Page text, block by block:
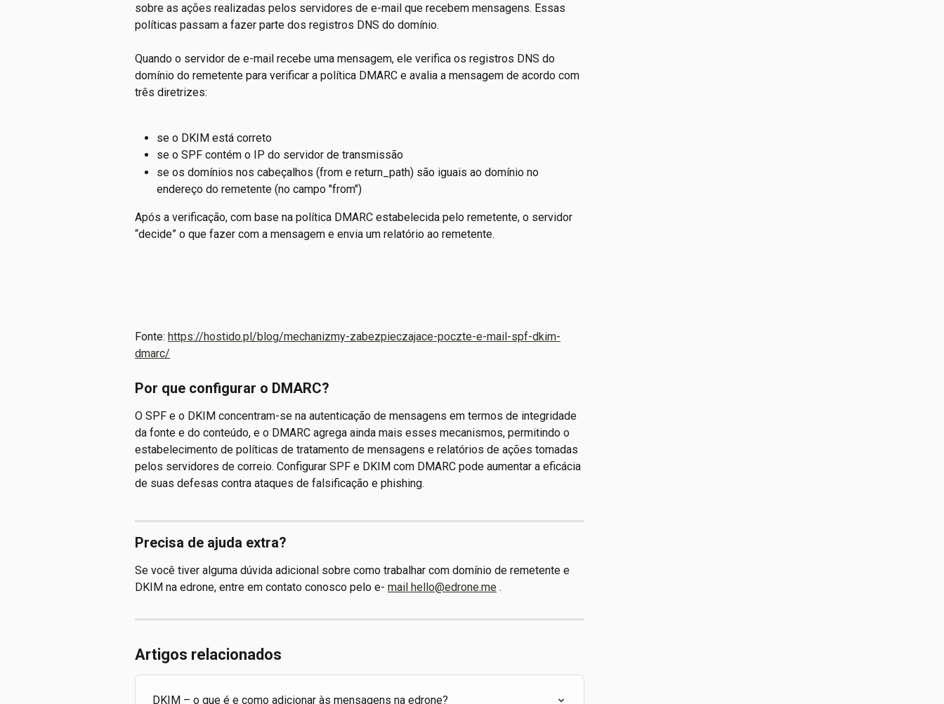
sobre as ações realizadas pelos servidores de e-mail que recebem mensagens. Essas
políticas passam a fazer parte dos registros DNS do domínio.
Quando o servidor de e-mail recebe uma mensagem, ele verifica os registros DNS do
domínio do remetente para verificar a política DMARC e avalia a mensagem de acordo com
três diretrizes:
se o DKIM está correto
se o SPF contém o IP do servidor de transmissão
se os domínios nos cabeçalhos (from e return_path) são iguais ao domínio no
endereço do remetente (no campo "from")
Após a verificação, com base na política DMARC estabelecida pelo remetente, o servidor
“decide” o que fazer com a mensagem e envia um relatório ao remetente.
Fonte: https://hostido.pl/blog/mechanizmy-zabezpieczajace-poczte-e-mail-spf-dkim-
dmarc/
Por que configurar o DMARC?
O SPF e o DKIM concentram-se na autenticação de mensagens em termos de integridade
da fonte e do conteúdo, e o DMARC agrega ainda mais esses mecanismos, permitindo o
estabelecimento de políticas de tratamento de mensagens e relatórios de ações tomadas
pelos servidores de correio. Configurar SPF e DKIM com DMARC pode aumentar a eficácia
de suas defesas contra ataques de falsificação e phishing.
Precisa de ajuda extra?
Se você tiver alguma dúvida adicional sobre como trabalhar com domínio de remetente e
DKIM na edrone, entre em contato conosco pelo e- mail hello@edrone.me .
Artigos relacionados
DKIM – o que é e como adicionar às mensagens na edrone?